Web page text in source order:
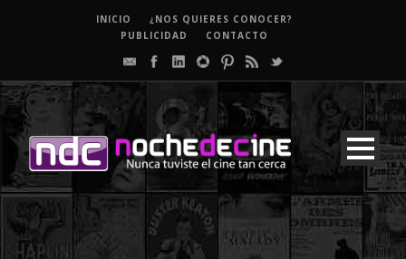
INICIO
¿NOS QUIERES CONOCER?
PUBLICIDAD
CONTACTO